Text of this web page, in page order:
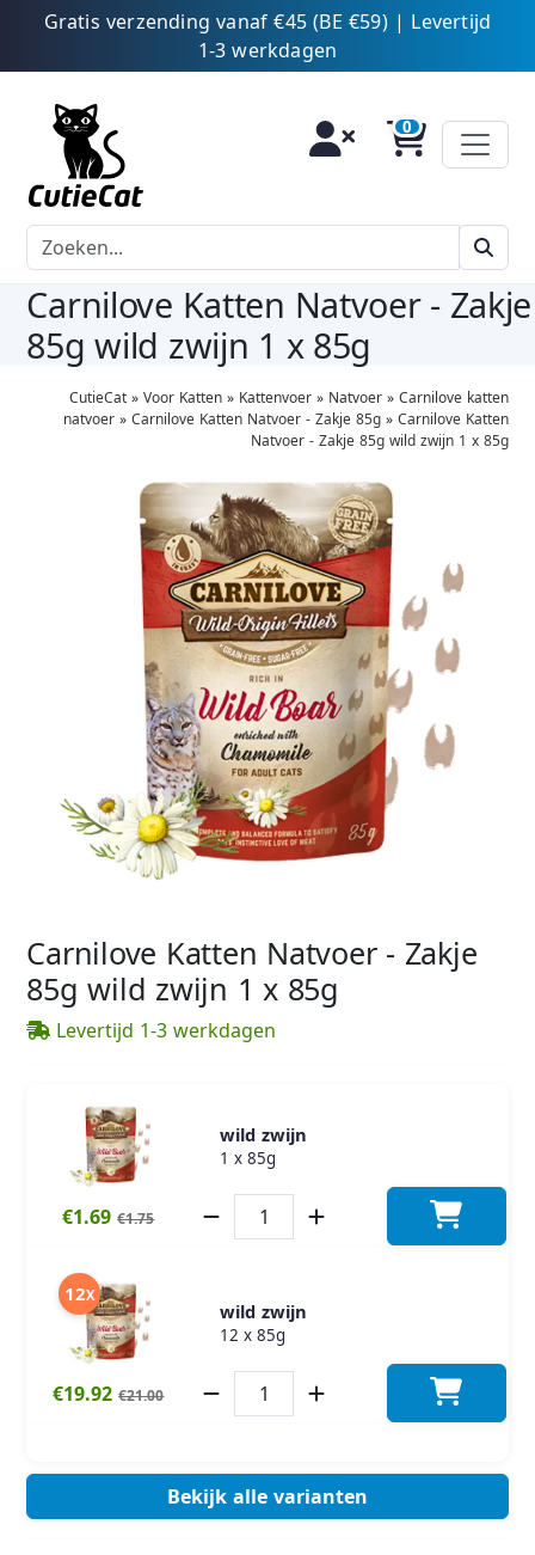
Gratis verzending vanaf €45 (BE €59) | Levertijd
1-3 werkdagen
Carnilove Katten Natvoer - Zakje
85g wild zwijn 1 x 85g
CutieCat» Voor Katten» Kattenvoer» Natvoer» Carnilove katten
natvoer» Carnilove Katten Natvoer - Zakje 85g» Carnilove Katten
Natvoer - Zakje 85g wild zwijn 1 x 85g
Carnilove Katten Natvoer - Zakje
85g wild zwijn 1 x 85g
Levertijd 1-3 werkdagen
wild zwijn
1 x 85g
€1.69€1.75
12X
wild zwijn
12 x 85g
€19.92€21.00
Bekijk alle varianten